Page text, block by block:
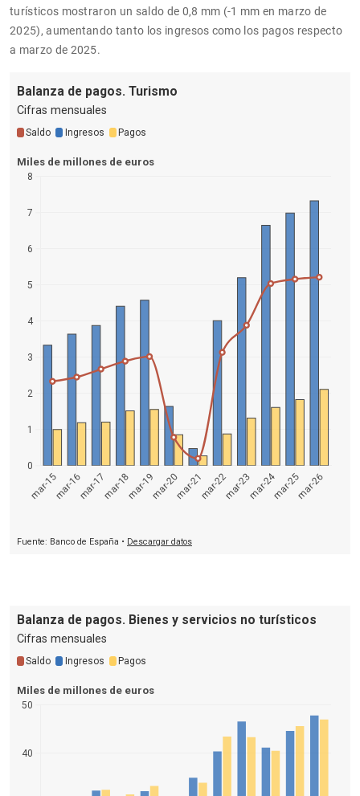
turísticos mostraron un saldo de 0,8 mm (-1 mm en marzo de
2025), aumentando tanto los ingresos como los pagos respecto
a marzo de 2025.